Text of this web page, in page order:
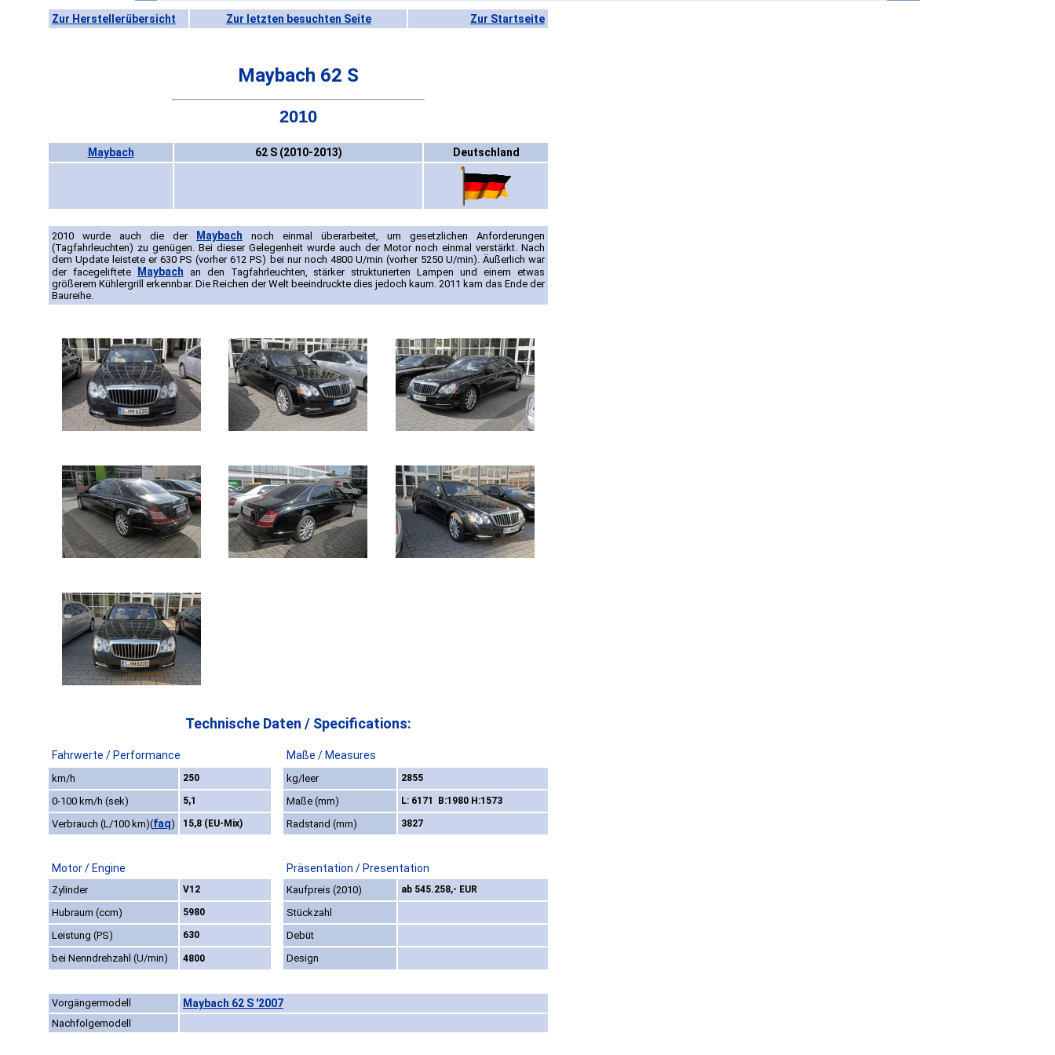
Zur Herstellerübersicht Zur letzten besuchten Seite Zur Startseite
Maybach 62 S
2010
Maybach 62 S (2010-2013) Deutschland
2010 wurde auch die der Maybach noch einmal überarbeitet, um gesetzlichen Anforderungen
(Tagfahrleuchten) zu genügen. Bei dieser Gelegenheit wurde auch der Motor noch einmal verstärkt. Nach
dem Update leistete er 630 PS (vorher 612 PS) bei nur noch 4800 U/min (vorher 5250 U/min). Äußerlich war
der facegeliftete
Maybach an den Tagfahrleuchten, stärker strukturierten Lampen und einem etwas
größerem Kühlergrill erkennbar. Die Reichen der Welt beeindruckte dies jedoch kaum. 2011 kam das Ende der
Baureihe.
Technische Daten / Specifications:
Fahrwerte / Performance Maße / Measures
km/h 250 kg/leer 2855
0-100 km/h (sek) 5,1 Maße (mm) L: 6171 B:1980 H:1573
Verbrauch (L/100 km)(faq) 15,8 (EU-Mix) Radstand (mm) 3827
Motor / Engine Präsentation / Presentation
Zylinder V12 Kaufpreis (2010) ab 545.258,- EUR
Hubraum (ccm) 5980
Stückzahl
Leistung (PS)
630
Debüt
bei Nenndrehzahl (U/min)
4800 Design
Vorgängermodell Maybach 62 S '2007
Nachfolgemodell